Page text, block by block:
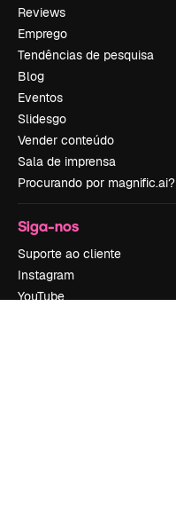
Reviews
Emprego
Tendências de pesquisa
Blog
Eventos
Slidesgo
Vender conteúdo
Sala de imprensa
Procurando por magnific.ai?
Siga-nos
Suporte ao cliente
Instagram
YouTube